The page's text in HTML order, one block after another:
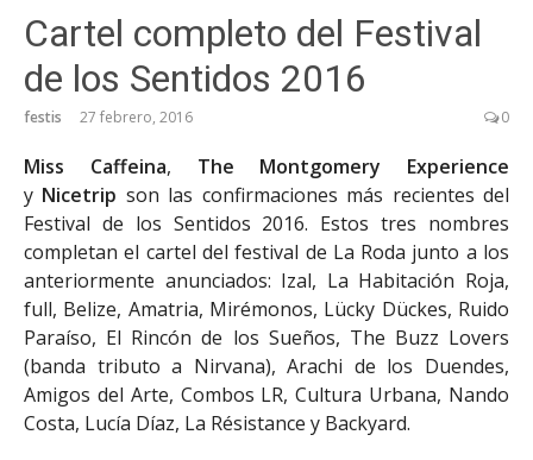
Cartel completo del Festival
de los Sentidos 2016
festis 27 febrero, 2016 0
Miss Caffeina, The Montgomery Experience
y Nicetrip son las confirmaciones más recientes del
Festival de los Sentidos 2016. Estos tres nombres
completan el cartel del festival de La Roda junto a los
anteriormente anunciados: Izal, La Habitación Roja,
full, Belize, Amatria, Mirémonos, Lücky Dückes, Ruido
Paraíso, El Rincón de los Sueños, The Buzz Lovers
(banda tributo a Nirvana), Arachi de los Duendes,
Amigos del Arte, Combos LR, Cultura Urbana, Nando
Costa, Lucía Díaz, La Résistance y Backyard.